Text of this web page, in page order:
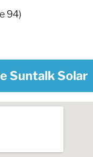
94)
Suntalk Solar